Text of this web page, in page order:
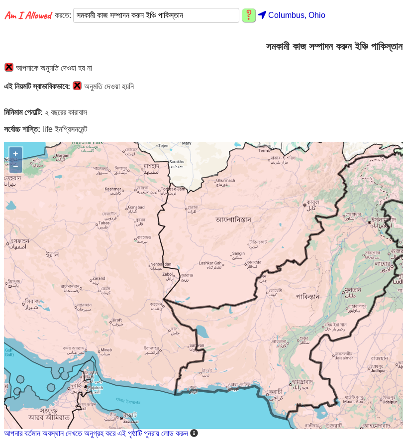
করতে: Columbus, Ohio
সমকামী কাজ সম্পাদন করুন ইঞ্চি পাকিস্তান
আপনাকে অনুমতি দেওয়া হয় না
এই নিয়মটি স্বাভাবিকভাবে: অনুমতি দেওয়া হয়নি
মিনিমাম পেনাল্টি: ২ বছরের কারাবাস
সর্বোচ্চ শাস্তি: life ইনপ্রিসনমেন্ট
+
−
আপনার বর্তমান অবস্থান দেখতে অনুগ্রহ করে এই পৃষ্ঠাটি পুনরায় লোড করুন